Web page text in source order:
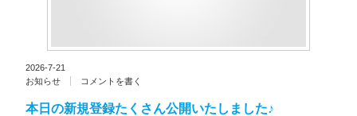
2026-7-21
お知らせ
コメントを書く
本日の新規登録たくさん公開いたしました♪